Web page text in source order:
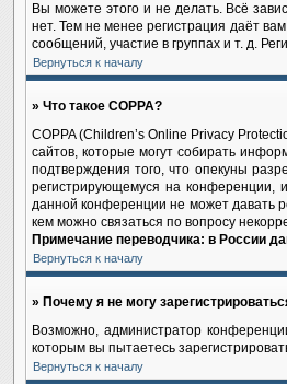
Вы можете этого и не делать. Всё
нет. Тем не менее регистрация даёт
сообщений, участие в группах и т. д.
Вернуться к началу
» Что такое COPPA?
COPPA (Children’s Online Privacy
сайтов, которые могут собирать
подтверждения того, что опекуны
регистрирующемуся на конференции,
данной конференции не может давать
кем можно связаться по вопросу
Примечание переводчика: в России
Вернуться к началу
» Почему я не могу
Возможно, администратор
которым вы пытаетесь
Вернуться к началу